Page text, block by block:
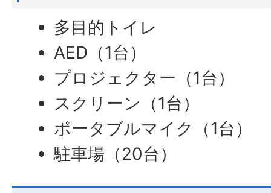
多目的トイレ
AED（1台）
プロジェクター（1台）
スクリーン（1台）
ポータブルマイク（1台）
駐車場（20台）